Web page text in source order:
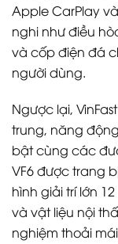
Apple CarPlay
nghi như điều
và cốp điện đá
người dùng.
Ngược lại,
trung, năng
bật cùng các
VF6 được trang
hình giải trí lớn
và vật liệu nội
nghiệm thoải